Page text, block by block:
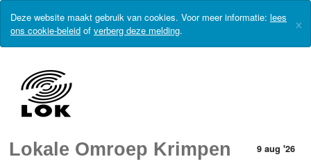
Deze website maakt gebruik van cookies. Voor meer informatie: lees
ons cookie-beleid of verberg deze melding. ×
Lokale Omroep Krimpen 9 aug '26